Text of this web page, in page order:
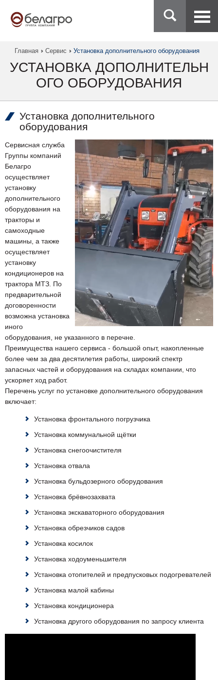
Главная Сервис Установка дополнительного оборудования
УСТАНОВКА ДОПОЛНИТЕЛЬН
ОГО ОБОРУДОВАНИЯ
Установка дополнительного
оборудования
Сервисная служба
Группы компаний
Белагро
осуществляет
установку
дополнительного
оборудования на
тракторы и
самоходные
машины, а также
осуществляет
установку
кондиционеров на
трактора МТЗ. По
предварительной
договоренности
возможна установка
иного
оборудования, не указанного в перечне.
Преимущества нашего сервиса - большой опыт, накопленные
более чем за два десятилетия работы, широкий спектр
запасных частей и оборудования на складах компании, что
ускоряет ход работ.
Перечень услуг по установке дополнительного оборудования
включает:
Установка фронтального погрузчика
Установка коммунальной щётки
Установка снегоочистителя
Установка отвала
Установка бульдозерного оборудования
Установка брёвнозахвата
Установка экскаваторного оборудования
Установка обрезчиков садов
Установка косилок
Установка ходоуменьшителя
Установка отопителей и предпусковых подогревателей
Установка малой кабины
Установка кондиционера
Установка другого оборудования по запросу клиента